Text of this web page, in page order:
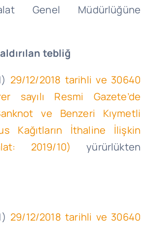
Genel Müdürlüğüne
tebliğ
29/12/2018 tarihli ve 30640
sayılı Resmi Gazete’de
ve Benzeri Kıymetli
Kağıtların İthaline İlişkin
2019/10)
yürürlükten
29/12/2018 tarihli ve 30640